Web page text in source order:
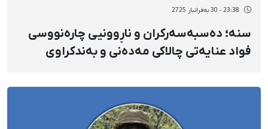
23:38 - 30 بەفرانبار 2725
سنە؛ دەسبەسەرکران و ناڕوونیی چارەنووسی
فواد عنایەتی چالاکی مەدەنی و بەندکراوی